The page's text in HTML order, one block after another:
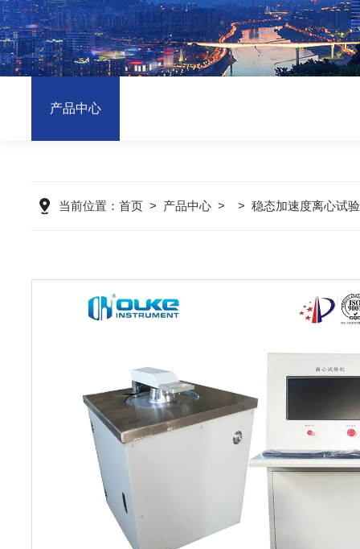
产品中心
当前位置： 首页 > 产品中心 > > 稳态加速度离心试